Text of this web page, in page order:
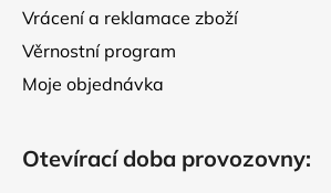
Vrácení a reklamace zboží
Věrnostní program
Moje objednávka
Otevírací doba provozovny: